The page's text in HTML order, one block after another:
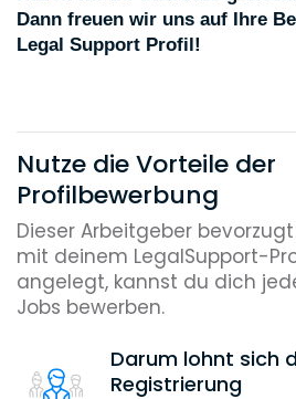
Dann freuen wir uns auf Ihre
Legal Support Profil!
Nutze die Vorteile der
Profilbewerbung
Dieser Arbeitgeber
mit deinem LegalSupport-
angelegt, kannst du dich
Jobs bewerben.
Darum lohnt sich
Registrierung